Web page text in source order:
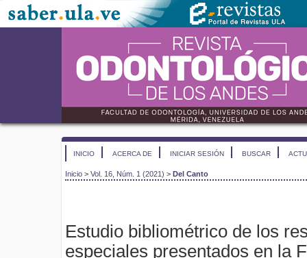
INICIO ACERCA DE INICIAR SESIÓN BUSCAR
Inicio > Vol. 16, Núm. 1 (2021) > Del Canto
Estudio bibliométrico de los
especiales presentados en la